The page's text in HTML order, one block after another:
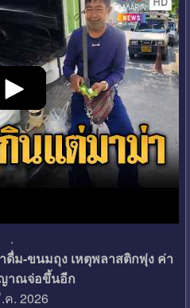
.
ม-ขนมถุง เหตุพลาสติกพุ่ง ค่า
าณจ่อขึ้นอีก
ค. 2026